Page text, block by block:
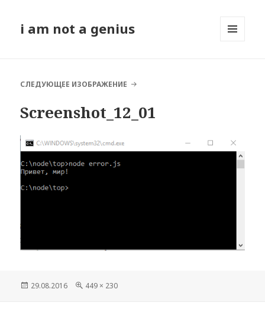
i am not a genius
СЛЕДУЮЩЕЕ ИЗОБРАЖЕНИЕ
Screenshot_12_01
Опубликовано
29.08.2016
Полный
449 × 230